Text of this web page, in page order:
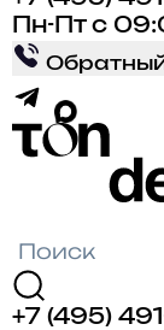
Пн-Пт с
+7 (495)